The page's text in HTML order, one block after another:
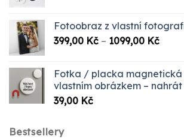
Fotoobraz z vlastní
399,00 Kč – 1099,00 Kč
až
Fotka / placka magnetická
vlastním obrázkem –
39,00 Kč
Bestsellery